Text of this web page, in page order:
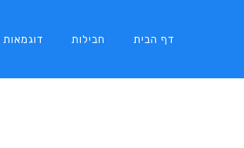
דף הבית חבילות דוגמאות